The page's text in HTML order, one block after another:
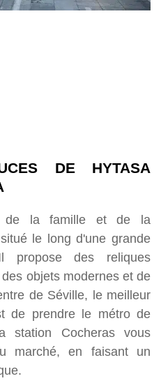
DE HYTASA
de la famille et de la
le long d'une grande
des reliques
objets modernes et de
de Séville, le meilleur
de prendre le métro de
station Cocheras vous
marché, en faisant un